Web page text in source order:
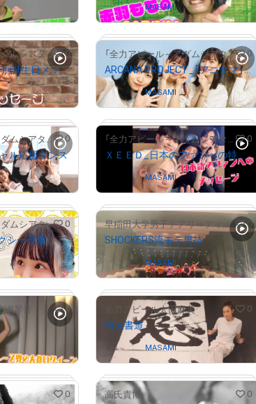
# 1571/2000 # 1493/2000
Owned byMASAMI
# 6590/10000
「全力アピール～アダムシアター～」NFTストア 0
畠中 祐_２８歳 特別誕生日メッセージ
# 550/10000
「全力アピール～アダムシアター～」NFTストア 0
ARCANA PROJECT_「アニサマ」舞台裏 特別インタビュー
Owned by MASAMI
# 7632/10000
「全力アピール～アダムシアター～」NFTストア 0
ル応援ダンス
# 156/10000
「全力アピール～アダムシアター～」NFTストア 0
ＸＥＥＤ_日本のファンへの特別メッセージ
Owned byMASAMI
「全力アピール～アダムシアター～」NFTストア 0
シー画像
# 1271/10000
早稲田大学男子チアリーディングチーム SHOCKERS 0
SHOCKERS流モテ男技
Owned byMASAMI
# 4264/10000
瀬琴音 0 全力アピール太田麻美 0
特大書道
Owned byMASAMI
0 高氏貴博 0